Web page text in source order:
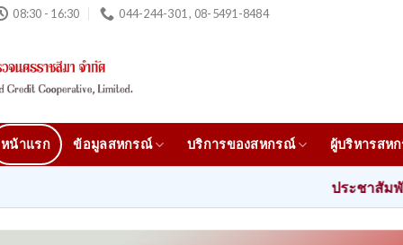
08:30 - 16:30 044-244-301 , 08-5491-8484
หน้าแรก ข้อมูลสหกรณ์ บริการของสหกรณ์ ผู้บริหารสห
ประชาสัมพันธ์: สมาชิกที่ยื่นเรื่